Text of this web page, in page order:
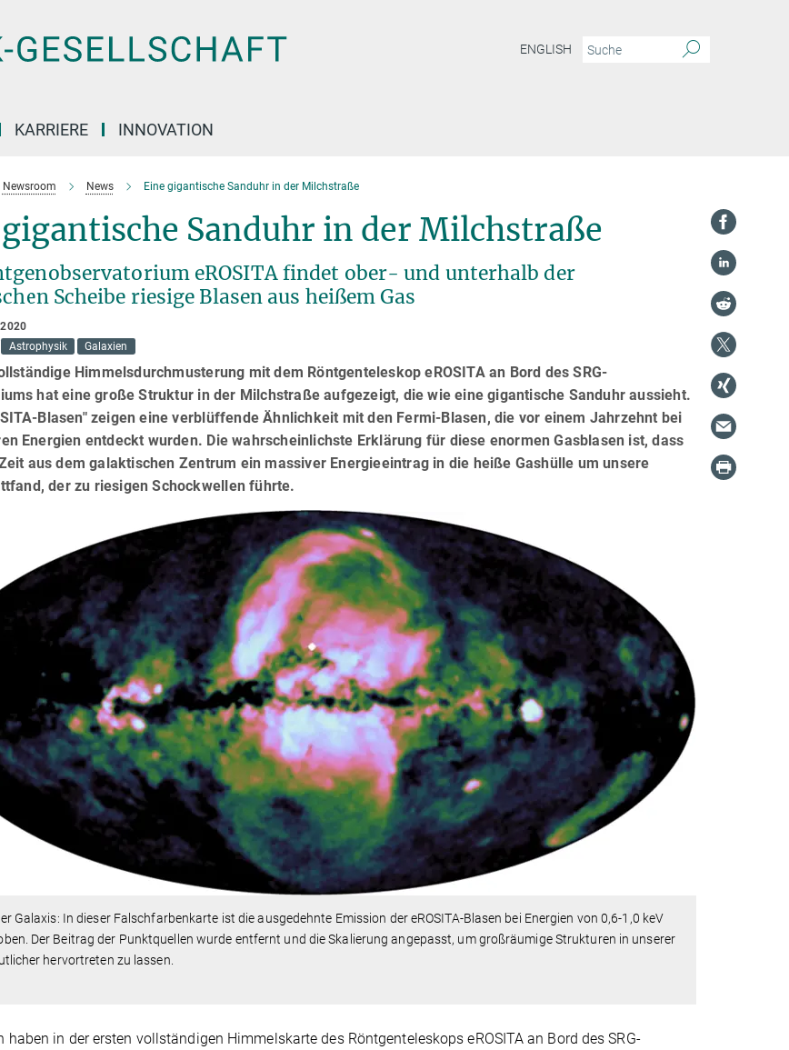
ENGLISH
KARRIERE INNOVATION
Newsroom News Eine gigantische Sanduhr in der Milchstraße
Sanduhr in der Milchstraße
eROSITA findet ober- und unterhalb der
Scheibe riesige Blasen aus heißem Gas
Astrophysik Galaxien
Himmelsdurchmusterung mit dem Röntgenteleskop eROSITA an Bord des SRG-
hat eine große Struktur in der Milchstraße aufgezeigt, die wie eine gigantische Sanduhr aussieht.
Blasen" zeigen eine verblüffende Ähnlichkeit mit den Fermi-Blasen, die vor einem Jahrzehnt bei
Energien entdeckt wurden. Die wahrscheinlichste Erklärung für diese enormen Gasblasen ist, dass
aus dem galaktischen Zentrum ein massiver Energieeintrag in die heiße Gashülle um unsere
der zu riesigen Schockwellen führte.
Galaxis: In dieser Falschfarbenkarte ist die ausgedehnte Emission der eROSITA-Blasen bei Energien von 0,6-1,0 keV
Der Beitrag der Punktquellen wurde entfernt und die Skalierung angepasst, um großräumige Strukturen in unserer
hervortreten zu lassen.
haben in der ersten vollständigen Himmelskarte des Röntgenteleskops eROSITA an Bord des SRG-